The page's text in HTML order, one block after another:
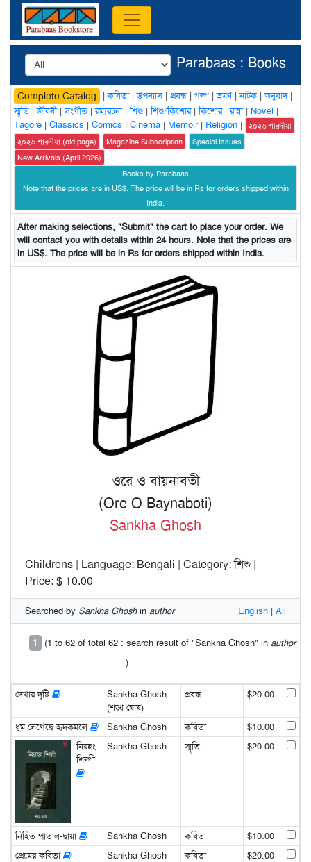
Parabaas : Books
Complete Catalog |কবিতা|উপন্যাস| প্রবন্ধ | গল্প |ভ্রমণ|নাটক |অনুবাদ|
স্মৃতি |জীবনী|সংগীত |রম্যরচনা|শিশু |শিশু/কিশোর|কিশোর|রান্না| Novel |
Tagore | Classics | Comics | Cinema | Memoir| Religion |
২০২৬ শারদীয়া
২০২৬ শারদীয়া (old page)
Magazine Subscription
Special Issues
New Arrivals (April 2026)
Books by Parabaas
Note that the prices are in US$. The price will be in Rs for orders shipped within
India.
After making selections, "Submit" the cart to place your order. We
will contact you with details within 24 hours. Note that the prices are
in US$. The price will be in Rs for orders shipped within India.
ওরে ও বায়নাবতী
(Ore O Baynaboti)
Sankha Ghosh
Childrens | Language: Bengali | Category: শিশু |
Price: $ 10.00
Searched by Sankha Ghoshin author English | All
1 (1 to 62 of total 62 : search result of "Sankha Ghosh" in author
)
দেখার দৃষ্টি
Sankha Ghosh
(শঙ্খ ঘোষ)
প্রবন্ধ $20.00
ধুম লেগেছে হৃদকমলে Sankha Ghosh কবিতা
$10.00
নিরহং
শিল্পী
Sankha Ghosh স্মৃতি $20.00
নিহিত পাতাল-ছায়া Sankha Ghosh কবিতা
$10.00
প্রেমের কবিতা
Sankha Ghosh কবিতা
$20.00